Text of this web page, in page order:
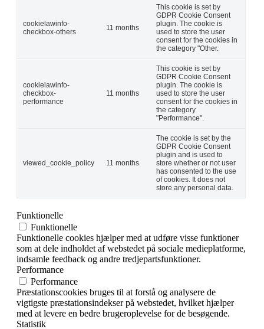
cookielawinfo-
checkbox-others
11 months
This cookie is set by
GDPR Cookie Consent
plugin. The cookie is
used to store the user
consent for the cookies in
the category "Other.
cookielawinfo-
checkbox-
performance
11 months
This cookie is set by
GDPR Cookie Consent
plugin. The cookie is
used to store the user
consent for the cookies in
the category
"Performance".
viewed_cookie_policy 11 months
The cookie is set by the
GDPR Cookie Consent
plugin and is used to
store whether or not user
has consented to the use
of cookies. It does not
store any personal data.
Funktionelle
Funktionelle
Funktionelle cookies hjælper med at udføre visse funktioner
som at dele indholdet af webstedet på sociale medieplatforme,
indsamle feedback og andre tredjepartsfunktioner.
Performance
Performance
Præstationscookies bruges til at forstå og analysere de
vigtigste præstationsindekser på webstedet, hvilket hjælper
med at levere en bedre brugeroplevelse for de besøgende.
Statistik